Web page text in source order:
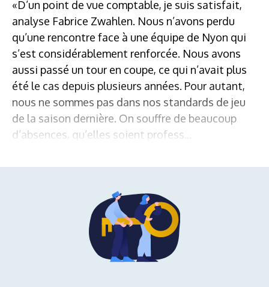
«D’un point de vue comptable, je suis satisfait,
analyse Fabrice Zwahlen. Nous n’avons perdu
qu’une rencontre face à une équipe de Nyon qui
s’est considérablement renforcée. Nous avons
aussi passé un tour en coupe, ce qui n’avait plus
été le cas depuis plusieurs années. Pour autant,
nous ne sommes pas dans nos standards de jeu
de la saison dernière. On souffre de beaucoup
d’absences, qu’elles soient profess...